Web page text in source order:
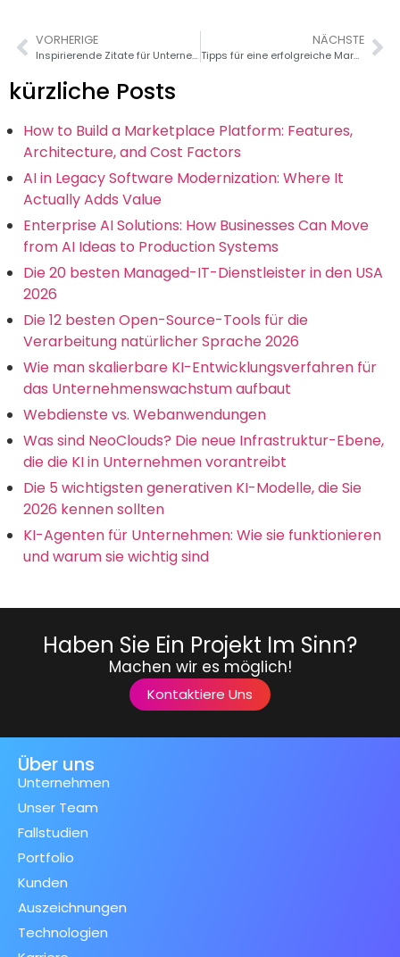
VORHERIGE
Inspirierende Zitate für Unternehmer
NÄCHSTE
Tipps für eine erfolgreiche Marketing-Automation-Integration
kürzliche Posts
How to Build a Marketplace Platform: Features,
Architecture, and Cost Factors
AI in Legacy Software Modernization: Where It
Actually Adds Value
Enterprise AI Solutions: How Businesses Can Move
from AI Ideas to Production Systems
Die 20 besten Managed-IT-Dienstleister in den USA
2026
Die 12 besten Open-Source-Tools für die
Verarbeitung natürlicher Sprache 2026
Wie man skalierbare KI-Entwicklungsverfahren für
das Unternehmenswachstum aufbaut
Webdienste vs. Webanwendungen
Was sind NeoClouds? Die neue Infrastruktur-Ebene,
die die KI in Unternehmen vorantreibt
Die 5 wichtigsten generativen KI-Modelle, die Sie
2026 kennen sollten
KI-Agenten für Unternehmen: Wie sie funktionieren
und warum sie wichtig sind
Haben Sie Ein Projekt Im Sinn?
Machen wir es möglich!
Kontaktiere Uns
Über uns
Unternehmen
Unser Team
Fallstudien
Portfolio
Kunden
Auszeichnungen
Technologien